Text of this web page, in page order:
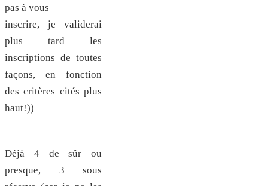
pas à vous
inscrire, je validerai
plus tard les
inscriptions de toutes
façons, en fonction
des critères cités plus
haut!))
Déjà 4 de sûr ou
presque, 3 sous